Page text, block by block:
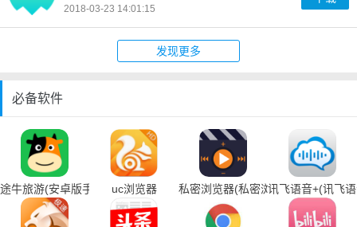
2018-03-23 14:01:15
发现更多
必备软件
途牛旅游(安卓版手机下载)uc浏览器 私密浏览器(私密浏览器手机下载)
讯飞语音+(讯飞